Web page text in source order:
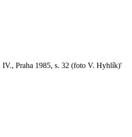
IV., Praha 1985, s. 32 (foto V. Hyhlík)'